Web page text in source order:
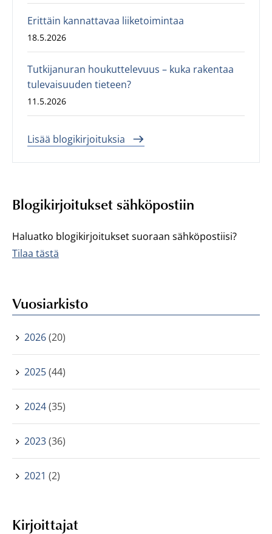
Erittäin kannattavaa liiketoimintaa
18.5.2026
Tutkijanuran houkuttelevuus – kuka rakentaa
tulevaisuuden tieteen?
11.5.2026
Lisää blogikirjoituksia
Blogikirjoitukset sähköpostiin
Haluatko blogikirjoitukset suoraan sähköpostiisi?
Tilaa tästä
Vuosiarkisto
2026(20)
2025(44)
2024(35)
2023(36)
2021 (2)
Kirjoittajat